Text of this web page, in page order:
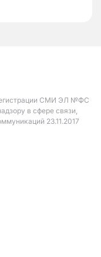
СМИ ЭЛ №ФС
в сфере связи,
23.11.2017